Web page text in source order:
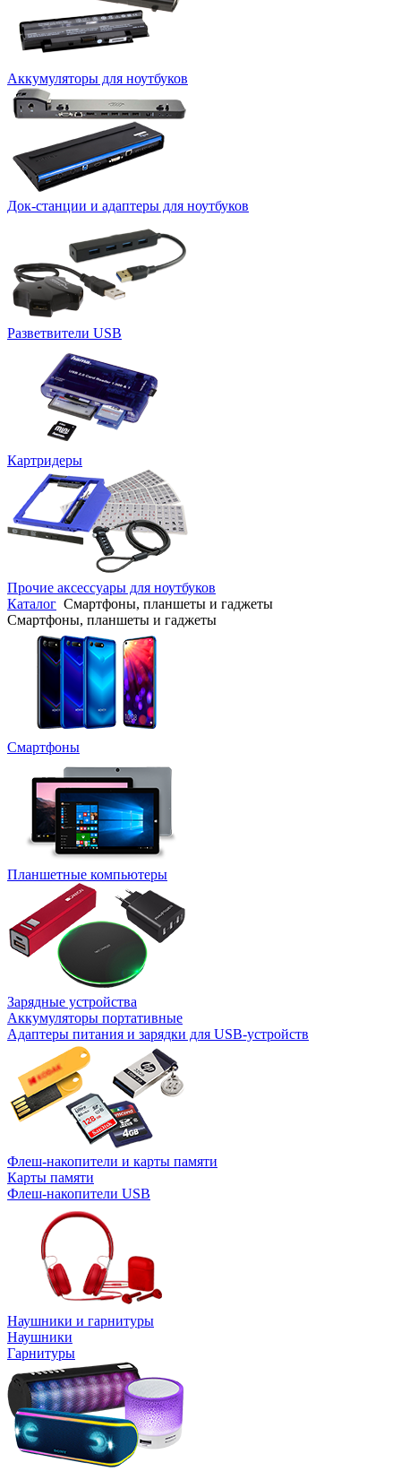
Аккумуляторы для ноутбуков
Док-станции и адаптеры для ноутбуков
Разветвители USB
Картридеры
Прочие аксессуары для ноутбуков
Каталог Смартфоны, планшеты и гаджеты
Смартфоны, планшеты и гаджеты
Смартфоны
Планшетные компьютеры
Зарядные устройства
Аккумуляторы портативные
Адаптеры питания и зарядки для USB-устройств
Флеш-накопители и карты памяти
Карты памяти
Флеш-накопители USB
Наушники и гарнитуры
Наушники
Гарнитуры